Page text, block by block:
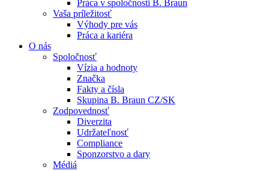
Práca v spoločnosti B. Braun
Vaša príležitosť
Výhody pre vás
Práca a kariéra
O nás
Spoločnosť
Vízia a hodnoty
Značka
Fakty a čísla
Skupina B. Braun CZ/SK
Zodpovednosť
Diverzita
Udržateľnosť
Compliance
Sponzorstvo a dary
Médiá